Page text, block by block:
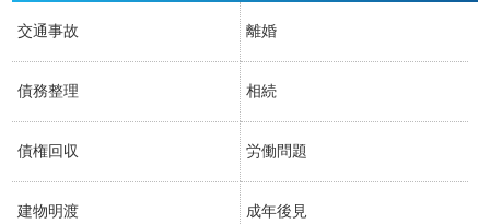
交通事故 離婚
債務整理 相続
債権回収 労働問題
建物明渡 成年後見